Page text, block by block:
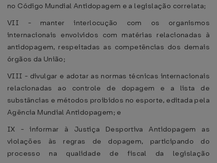
no Código Mundial Antidopagem e a legislação correlata;
VII - manter interlocução com os organismos
internacionais envolvidos com matérias relacionadas à
antidopagem, respeitadas as competências dos demais
órgãos da União;
VIII - divulgar e adotar as normas técnicas internacionais
relacionadas ao controle de dopagem e a lista de
substâncias e métodos proibidos no esporte, editada pela
Agência Mundial Antidopagem; e
IX - informar à Justiça Desportiva Antidopagem as
violações às regras de dopagem, participando do
processo na qualidade de fiscal da legislação